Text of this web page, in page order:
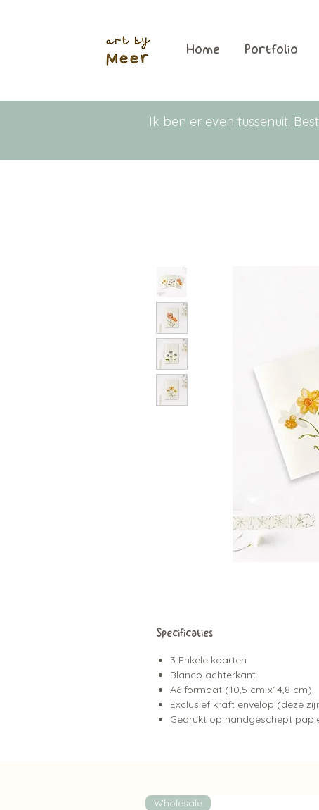
Home Portfolio
Ik ben er even tussenuit.
Specificaties
3 Enkele kaarten
Blanco achterkant
A6 formaat (10,5 cm x14,8 cm)
Exclusief kraft envelop (deze
Gedrukt op handgeschept
Wholesale